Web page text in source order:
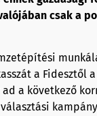
csak a
a Fidesztől
a következő